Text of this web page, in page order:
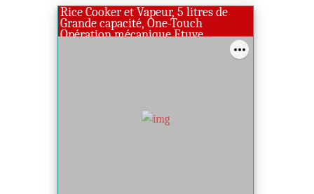
Rice Cooker et Vapeur, 5 litres de
Grande capacité, One-Touch
Opération mécanique Etuve